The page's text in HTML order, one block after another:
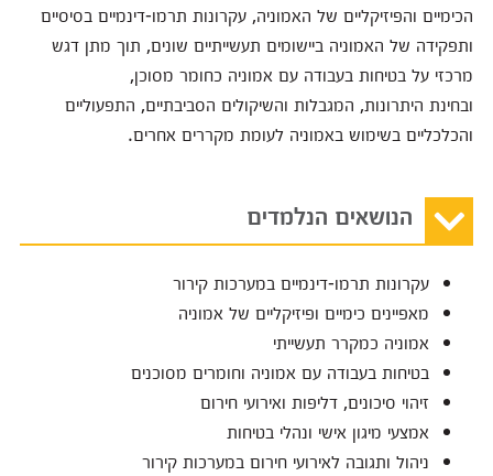
הכימיים והפיזיקליים של האמוניה, עקרונות תרמו-דינמיים בסיסיים
ותפקידה של האמוניה ביישומים תעשייתיים שונים, תוך מתן דגש
מרכזי על בטיחות בעבודה עם אמוניה כחומר מסוכן,
ובחינת היתרונות, המגבלות והשיקולים הסביבתיים, התפעוליים
והכלכליים בשימוש באמוניה לעומת מקררים אחרים.
הנושאים הנלמדים
עקרונות תרמו-דינמיים במערכות קירור
מאפיינים כימיים ופיזיקליים של אמוניה
אמוניה כמקרר תעשייתי
בטיחות בעבודה עם אמוניה וחומרים מסוכנים
זיהוי סיכונים, דליפות ואירועי חירום
אמצעי מיגון אישי ונהלי בטיחות
ניהול ותגובה לאירועי חירום במערכות קירור